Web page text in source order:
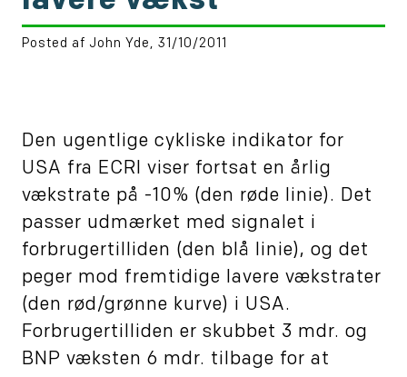
Posted af John Yde, 31/10/2011
Den ugentlige cykliske indikator for
USA fra ECRI viser fortsat en årlig
vækstrate på -10% (den røde linie). Det
passer udmærket med signalet i
forbrugertilliden (den blå linie), og det
peger mod fremtidige lavere vækstrater
(den rød/grønne kurve) i USA.
Forbrugertilliden er skubbet 3 mdr. og
BNP væksten 6 mdr. tilbage for at